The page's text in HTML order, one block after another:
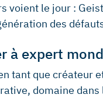
voient le jour :
des
à expert
tant que créateur
domaine